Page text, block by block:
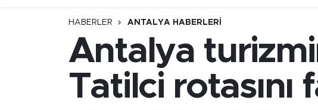
HABERLER ANTALYA HABERLERI
Antalya
Tatilci rotasını
Ekonomi
Antalya Trafik Yoğunluk Haritası
Süper Lig Puan Durumu ve Fikstür